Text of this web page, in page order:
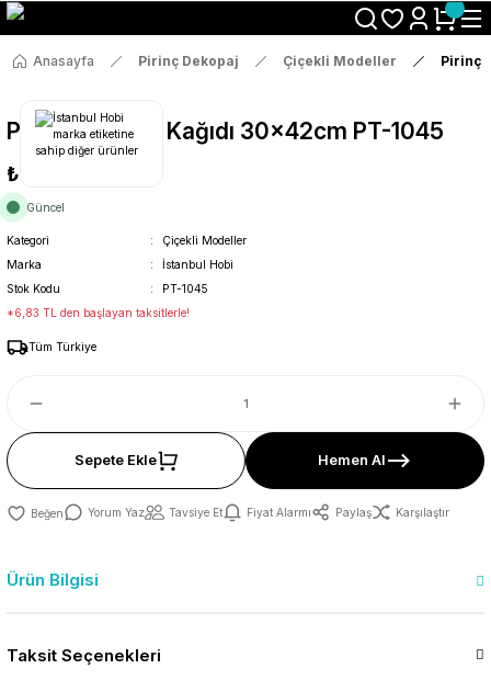
Size Özel "HG10" Koduyla Sepette Hemen %10 İndirimi Kaçırma
Anasayfa Pirinç Dekopaj Çiçekli Modeller Pirinç
Pirinç Dekopaj Kağıdı 30x42cm PT-1045
₺36
Güncel
Kategori
Çiçekli Modeller
Marka
İstanbul Hobi
Stok Kodu
PT-1045
*6,83 TL den başlayan taksitlerle!
Tüm Türkiye
Sepete Ekle Hemen Al
Yorum Yaz Tavsiye Et Fiyat Alarmı Paylaş Karşılaştır
Ürün Bilgisi
Taksit Seçenekleri